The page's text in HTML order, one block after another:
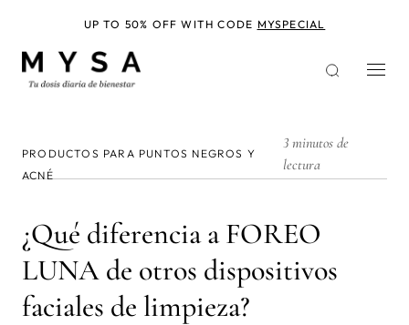
PRODUCTOS PARA PUNTOS NEGROS Y
ACNÉ
3 minutos de
lectura
¿Qué diferencia a FOREO
LUNA de otros dispositivos
faciales de limpieza?
UP TO 50% OFF WITH CODE MYSPECIAL